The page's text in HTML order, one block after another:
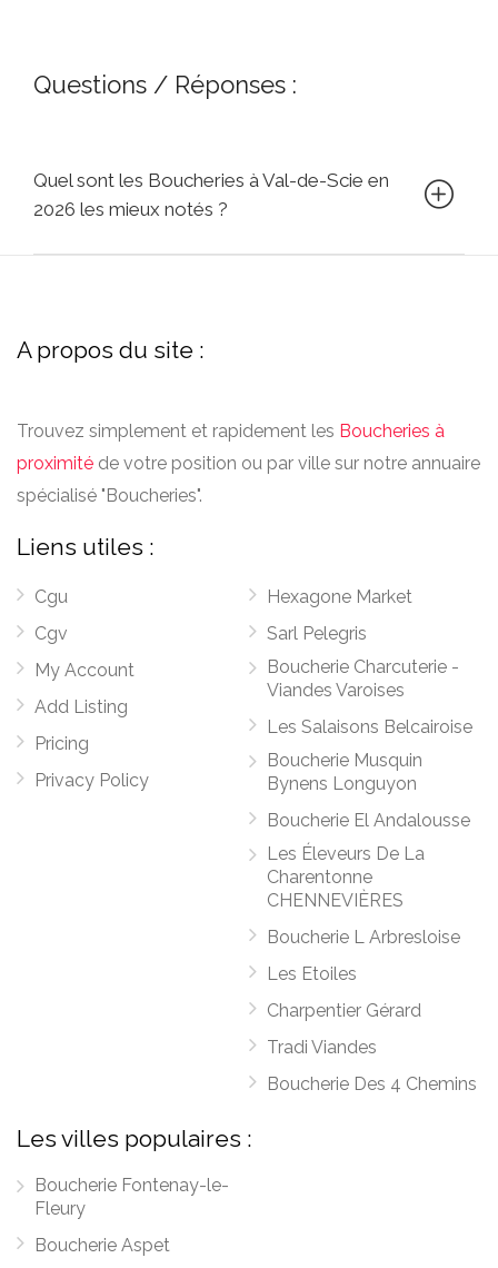
Questions / Réponses :
Quel sont les Boucheries à Val-de-Scie en
2026 les mieux notés ?
A propos du site :
Trouvez simplement et rapidement les Boucheries à
proximité de votre position ou par ville sur notre annuaire
spécialisé "Boucheries".
Liens utiles :
Cgu
Cgv
My Account
Add Listing
Pricing
Privacy Policy
Hexagone Market
Sarl Pelegris
Boucherie Charcuterie -
Viandes Varoises
Les Salaisons Belcairoise
Boucherie Musquin
Bynens Longuyon
Boucherie El Andalousse
Les Éleveurs De La
Charentonne
CHENNEVIÈRES
Boucherie L Arbresloise
Les Etoiles
Charpentier Gérard
Tradi Viandes
Boucherie Des 4 Chemins
Les villes populaires :
Boucherie Fontenay-le-
Fleury
Boucherie Aspet